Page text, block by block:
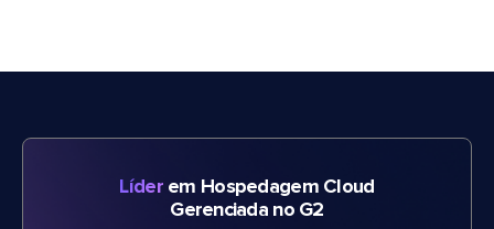
Líderem Hospedagem Cloud
Gerenciada no G2